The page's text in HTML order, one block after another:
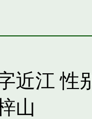
近江 性
山